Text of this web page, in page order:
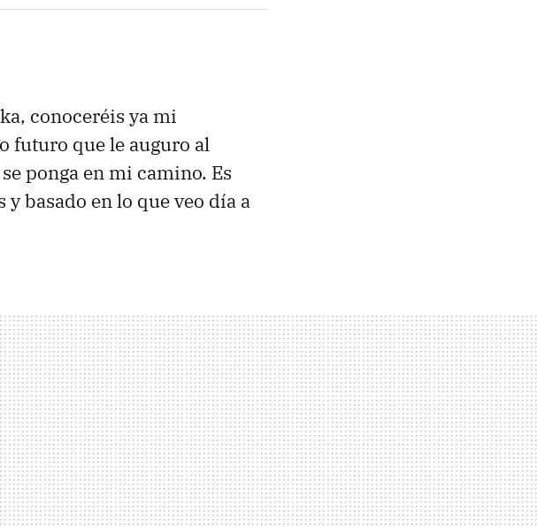
conoceréis ya mi
futuro que le auguro al
ponga en mi camino. Es
basado en lo que veo día a